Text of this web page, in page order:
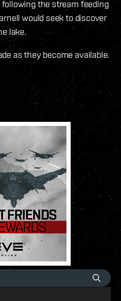
the stream feeding
would seek to discover
lake.
as they become available.